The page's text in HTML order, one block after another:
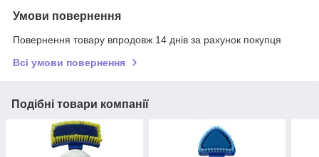
Умови повернення
Повернення товару впродовж 14 днів за рахунок покупця
Всі умови повернення
Подібні товари компанії